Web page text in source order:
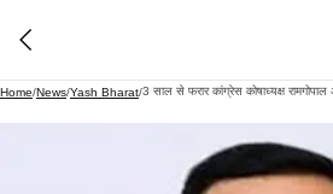
Home/News/Yash Bharat/